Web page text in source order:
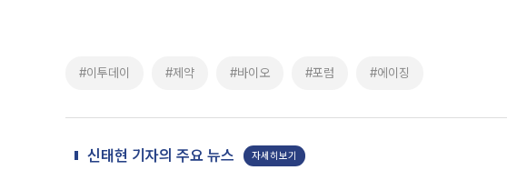
#이투데이 #제약 #바이오 #포럼 #에이징
신태현 기자의 주요 뉴스 자세히보기